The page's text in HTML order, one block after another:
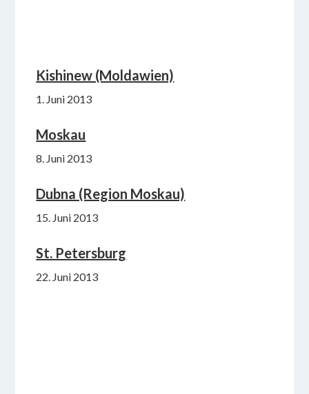
Kishinew (Moldawien)
1. Juni 2013
Moskau
8. Juni 2013
Dubna (Region Moskau)
15. Juni 2013
St. Petersburg
22. Juni 2013